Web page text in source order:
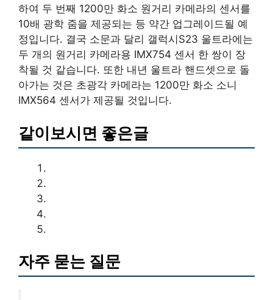
하여 두 번째 1200만 화소 원거리 카메라의 센서를
10배 광학 줌을 제공되는 등 약간 업그레이드될 예
정입니다. 결국 소문과 달리 갤럭시S23 울트라에는
두 개의 원거리 카메라용 IMX754 센서 한 쌍이 장
착될 것 같습니다. 또한 내년 울트라 핸드셋으로 돌
아가는 것은 초광각 카메라는 1200만 화소 소니
IMX564 센서가 제공될 것입니다.
같이보시면 좋은글
자주 묻는 질문